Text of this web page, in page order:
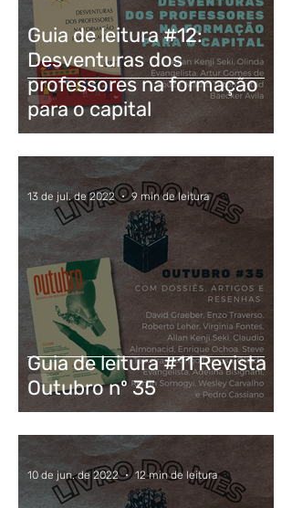
Guia de leitura #12:
Desventuras dos
professores na formação
para o capital
Guia de leitura #11 Revista
Outubro nº 35
13 de jul. de 2022 9 min de leitura
10 de jun. de 2022 12 min de leitura